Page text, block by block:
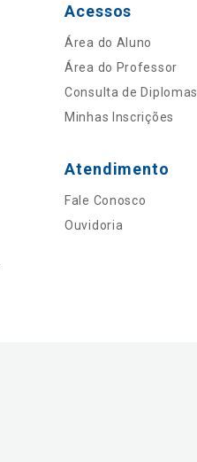
Acessos
Área do Aluno
Área do Professor
Consulta de Diplomas
Minhas Inscrições
Atendimento
Fale Conosco
Ouvidoria